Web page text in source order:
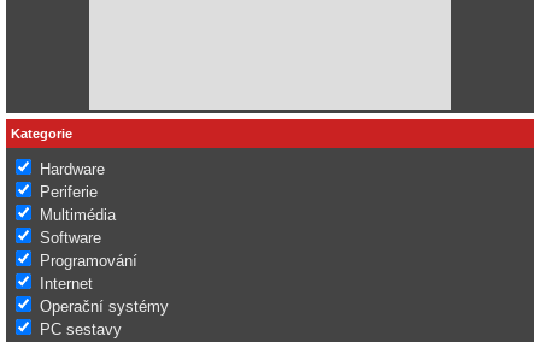
Kategorie
Hardware
Periferie
Multimédia
Software
Programování
Internet
Operační systémy
PC sestavy